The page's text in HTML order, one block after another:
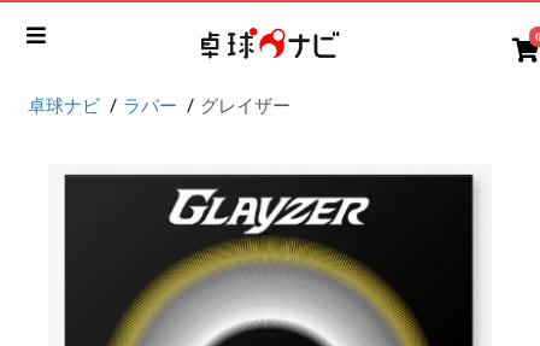
0
卓球ナビ ラバー グレイザー